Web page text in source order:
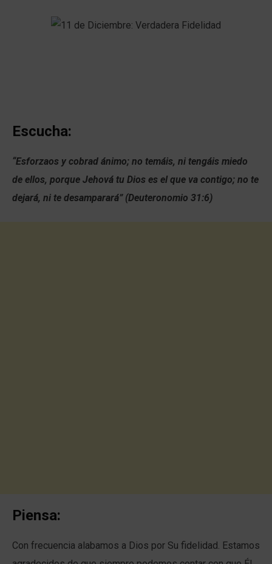
Escucha:
“Esforzaos y cobrad ánimo; no temáis, ni tengáis miedo
de ellos, porque Jehová tu Dios es el que va contigo; no te
dejará, ni te desamparará” (Deuteronomio 31:6)
Piensa:
Con frecuencia alabamos a Dios por Su fidelidad. Estamos